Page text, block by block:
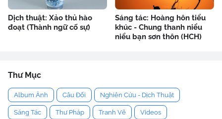
Dịch thuật: Xảo thủ hào
đoạt (Thành ngữ cố sự)
Sáng tác: Hoàng hôn tiểu
khúc - Chung thanh niểu
niểu bạn sơn thôn (HCH)
Thư Mục
Album Ảnh Câu Đối Nghiên Cứu - Dịch Thuật
Sáng Tác Thư Pháp Tranh Vẽ Videos